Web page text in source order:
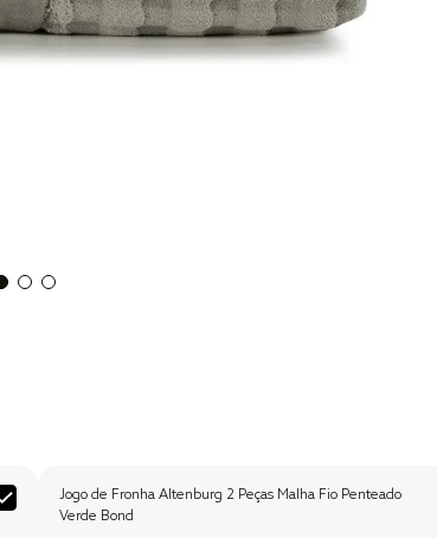
Jogo de Fronha Altenburg 2 Peças Malha Fio Penteado
Verde Bond